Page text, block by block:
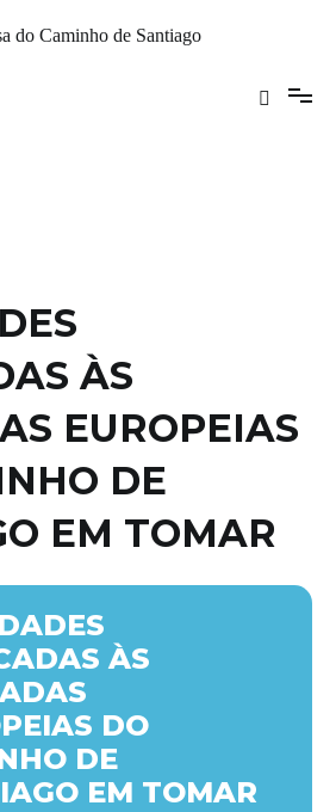
ÀS
EUROPEIAS
DE
EM TOMAR
ÀS
DO
DE
EM TOMAR